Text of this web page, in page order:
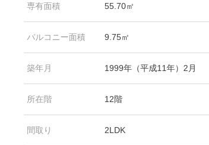
専有面積 55.70㎡
バルコニー面積 9.75㎡
築年月 1999年（平成11年）2月
所在階 12階
間取り 2LDK